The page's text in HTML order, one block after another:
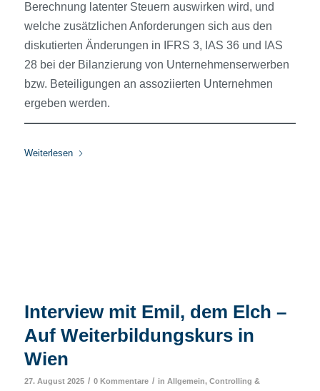
Berechnung latenter Steuern auswirken wird, und
welche zusätzlichen Anforderungen sich aus den
diskutierten Änderungen in IFRS 3, IAS 36 und IAS
28 bei der Bilanzierung von Unternehmenserwerben
bzw. Beteiligungen an assoziierten Unternehmen
ergeben werden.
Weiterlesen
Interview mit Emil, dem Elch –
Auf Weiterbildungskurs in
Wien
27. August 2025 / 0 Kommentare / in Allgemein, Controlling &